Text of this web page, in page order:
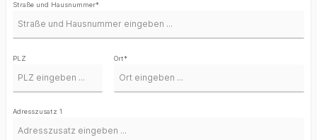
Straße und Hausnummer*
PLZ Ort*
Adresszusatz 1